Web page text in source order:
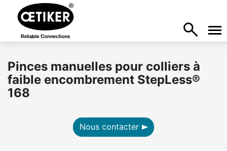
Pinces manuelles pour colliers à
faible encombrement StepLess®
168
Nous contacter